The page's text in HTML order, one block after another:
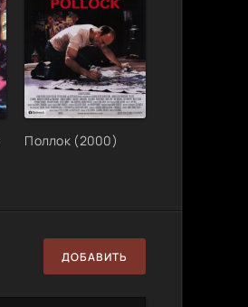
Поллок (2000)
ДОБАВИТЬ